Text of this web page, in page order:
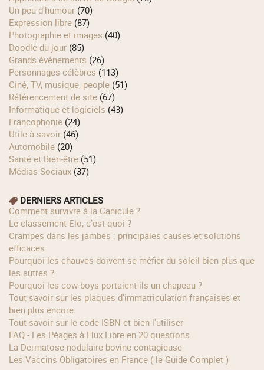
Un peu d'humour (70)
Expression libre (87)
Photographie et images (40)
Doodle du jour (85)
Grands événements (26)
Personnages célèbres (113)
Ciné, TV, musique, people (51)
Référencement de site (67)
Informatique et logiciels (43)
Francophonie (24)
Utile à savoir (46)
Automobile (20)
Santé et Bien-être (51)
Médias Sociaux (37)
DERNIERS ARTICLES
Comment survivre à la Canicule ?
Le classement Elo, c’est quoi ?
Crampes dans les jambes : principales causes et solutions
efficaces
Pourquoi les chauves doivent se méfier du soleil bien plus que
les autres ?
Pourquoi les cow‑boys portaient‑ils un chapeau ?
Tout savoir sur les plaques d'immatriculation françaises et
bien plus encore
Tout savoir sur le code ISBN et bien l'utiliser
FAQ - Les Péages à Flux Libre en 20 questions
La Dermatose nodulaire bovine contagieuse
Les Vaccins Obligatoires en France ( le Guide Complet )